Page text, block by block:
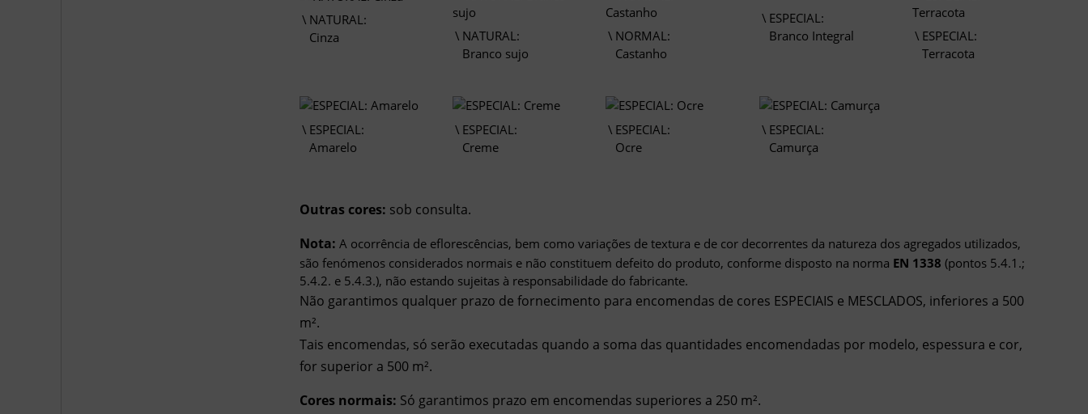
NATURAL:
Cinza
NATURAL:
Branco sujo
NORMAL:
Castanho
ESPECIAL:
Branco Integral
ESPECIAL:
Terracota
ESPECIAL:
Amarelo
ESPECIAL:
Creme
ESPECIAL:
Ocre
ESPECIAL:
Camurça
Outras cores: sob consulta.
Nota: A ocorrência de eflorescências, bem como variações de textura e de cor decorrentes da natureza dos agregados utilizados,
são fenómenos considerados normais e não constituem defeito do produto, conforme disposto na norma EN 1338 (pontos 5.4.1.;
5.4.2. e 5.4.3.), não estando sujeitas à responsabilidade do fabricante.
Não garantimos qualquer prazo de fornecimento para encomendas de cores ESPECIAIS e MESCLADOS, inferiores a 500
m².
Tais encomendas, só serão executadas quando a soma das quantidades encomendadas por modelo, espessura e cor,
for superior a 500 m².
Cores normais: Só garantimos prazo em encomendas superiores a 250 m².